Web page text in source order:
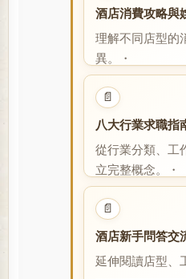
酒店消費攻略與
理解不同店型的
異。・
閱讀全文
📄
八大行業求職指
從行業分類、工
立完整概念。・
閱讀全文
📄
酒店新手問答交
延伸閱讀店型、